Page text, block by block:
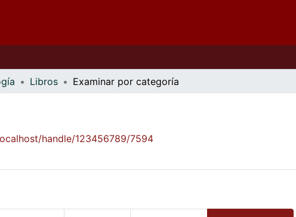
Libros Examinar por categoría
handle/123456789/7594